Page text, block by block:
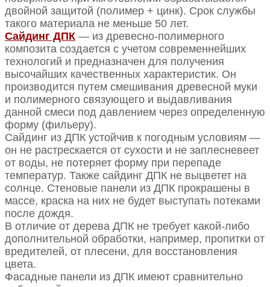
двойной защитой (полимер + цинк). Срок службы
такого материала не меньше 50 лет.
Сайдинг ДПК — из древесно-полимерного
композита создается с учетом современнейших
технологий и предназначен для получения
высочайших качественных характеристик. Он
производится путем смешивания древесной муки
и полимерного связующего и выдавливания
данной смеси под давлением через определенную
форму (фильеру).
Сайдинг из ДПК устойчив к погодным условиям —
он не растрескается от сухости и не заплесневеет
от воды, не потеряет форму при перепаде
температур. Также сайдинг ДПК не выцветет на
солнце. Стеновые панели из ДПК прокрашены в
массе, краска на них не будет выступать потеками
после дождя.
В отличие от дерева ДПК не требует какой-либо
дополнительной обработки, например, пропитки от
вредителей, от плесени, для восстановления
цвета.
Фасадные панели из ДПК имеют сравнительно